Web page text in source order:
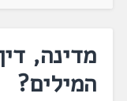
מדינה,
המילים?